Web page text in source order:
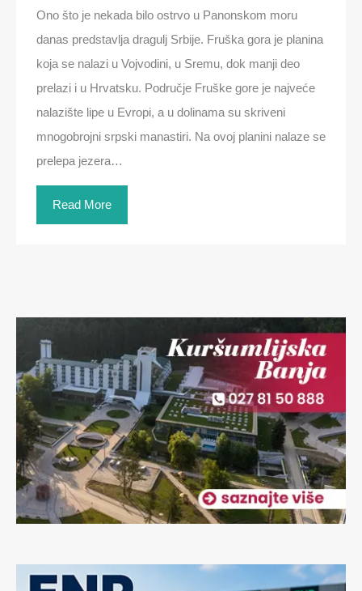
Ono što je nekada bilo ostrvo u Panonskom moru
danas predstavlja dragulj Srbije. Fruška gora je planina
koja se nalazi u Vojvodini, u Sremu, dok manji deo
prelazi i u Hrvatsku. Područje Fruške gore je najveće
nalazište lipe u Evropi, a u dolinama su skriveni
mnogobrojni srpski manastiri. Na ovoj planini nalaze se
prelepa jezera…
Read More